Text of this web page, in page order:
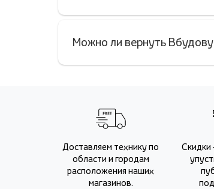
Можно ли вернуть
Доставляем технику по
области и городам
расположения наших
магазинов.
Скидки